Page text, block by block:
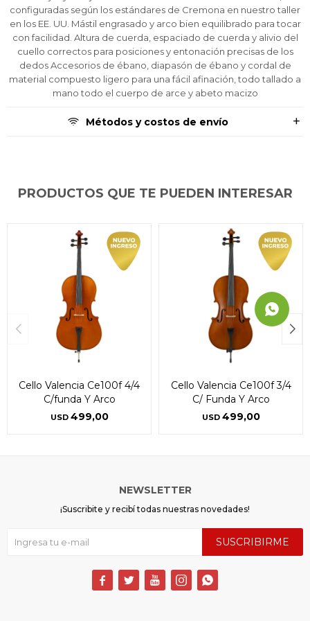
configuradas según los estándares de Cremona en nuestro taller
en los EE. UU. Mástil engrasado y arco bien equilibrado para tocar
con facilidad. Altura de cuerda, espaciado de cuerda y alivio del
cuello correctos para posiciones y entonación precisas de los
dedos Accesorios de ébano, diapasón de ébano y cordal de
material compuesto ligero para una fácil afinación, todo tallado a
mano todo el cuerpo de arce y abeto macizo
Métodos y costos de envío
PRODUCTOS QUE TE PUEDEN INTERESAR
Cello Valencia Ce100f 4/4
C/funda Y Arco
USD 499,00
Cello Valencia Ce100f 3/4
C/ Funda Y Arco
USD 499,00
Celular
Fecha de nacimiento
Día Mes Año
prefieras!
Elegí tus productos preferidos
Elegís Pago Después como metodo de pago
* sujeto a aprobación crediticia. El monto disponible
puede variar por comercio
contactanos en
preguntas@pagodespues.com.uy
Por favor intenta nuevamente mas tarde.
NEWSLETTER
¡Suscribite y recibí todas nuestras novedades!
SUSCRIBIRME
    
Celular
Fecha de nacimiento
Día Mes Año
prefieras!
Elegí tus productos preferidos
Elegís Pago Después como metodo de pago
* sujeto a aprobación crediticia. El monto disponible
puede variar por comercio
contactanos en
preguntas@pagodespues.com.uy
Por favor intenta nuevamente mas tarde.
Celular
Fecha de nacimiento
Día Mes Año
prefieras!
Elegí tus productos preferidos
Elegís Pago Después como metodo de pago
* sujeto a aprobación crediticia. El monto disponible
puede variar por comercio
contactanos en
preguntas@pagodespues.com.uy
Por favor intenta nuevamente mas tarde.